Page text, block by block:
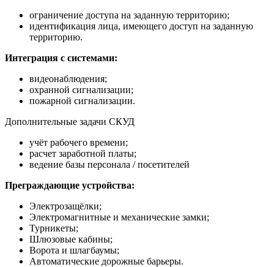
ограничение доступа на заданную территорию;
идентификация лица, имеющего доступ на заданную
территорию.
Интеграция с системами:
видеонаблюдения;
охранной сигнализации;
пожарной сигнализации.
Дополнительные задачи СКУД
учёт рабочего времени;
расчет заработной платы;
ведение базы персонала / посетителей
Преграждающие устройства:
Электрозащёлки;
Электромагнитные и механические замки;
Турникеты;
Шлюзовые кабины;
Ворота и шлагбаумы;
Автоматические дорожные барьеры.